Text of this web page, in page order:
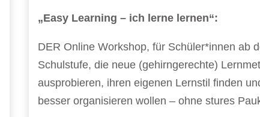
„Easy Learning – ich lerne lernen“:
DER Online Workshop, für Schüler*innen ab
Schulstufe, die neue (gehirngerechte)
ausprobieren, ihren eigenen Lernstil finden
besser organisieren wollen – ohne stures